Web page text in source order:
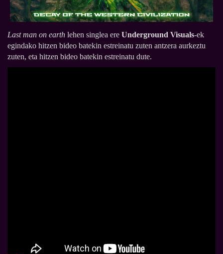
Last man on earth lehen singlea ere Underground Visuals-ek
egindako hitzen bideo batekin estreinatu zuten antzera aurkeztu
zuten, eta hitzen bideo batekin estreinatu dute.